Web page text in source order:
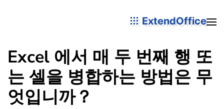
ExtendOffice
Excel 에서 매 두 번째 행 또
는 셀을 병합하는 방법은 무
엇입니까？